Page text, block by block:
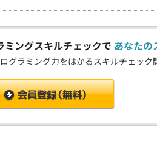
ミングスキルチェックで あなたの
グラミング力をはかるスキルチェック